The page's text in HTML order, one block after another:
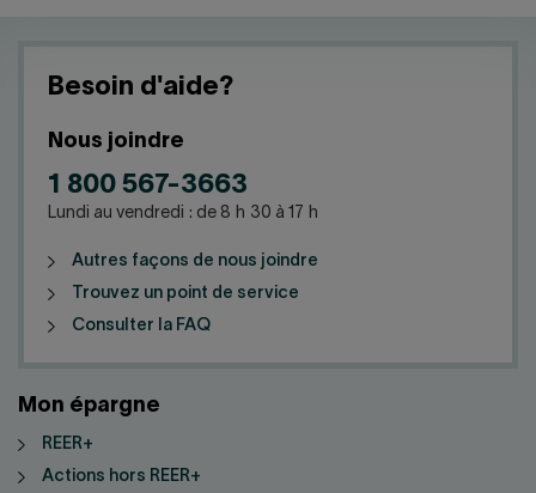
Besoin d'aide?
Nous joindre
1 800 567-3663
Lundi au vendredi : de 8 h 30 à 17 h
Autres façons de nous joindre
Trouvez un point de service
Consulter la FAQ
Mon épargne
REER+
Actions hors REER+